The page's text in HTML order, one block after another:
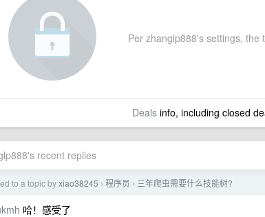
Per zhanglp888's settings, the
Dealsinfo, including closed
recent replies
to a topic byxiao38245 › 程序员 › 三年爬虫需要什么技能树?
哈！感受了